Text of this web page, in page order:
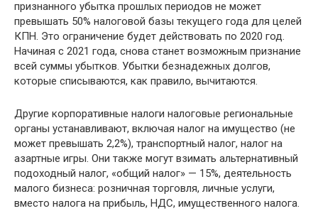
признанного убытка прошлых периодов не может
превышать 50% налоговой базы текущего года для целей
КПН. Это ограничение будет действовать по 2020 год.
Начиная с 2021 года, снова станет возможным признание
всей суммы убытков. Убытки безнадежных долгов,
которые списываются, как правило, вычитаются.
Другие корпоративные налоги налоговые региональные
органы устанавливают, включая налог на имущество (не
может превышать 2,2%), транспортный налог, налог на
азартные игры. Они также могут взимать альтернативный
подоходный налог, «общий налог» — 15%, деятельность
малого бизнеса: розничная торговля, личные услуги,
вместо налога на прибыль, НДС, имущественного налога.